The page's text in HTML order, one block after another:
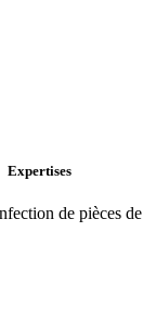
Expertises
de pièces de